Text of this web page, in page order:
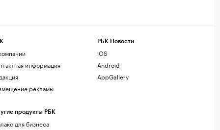
информация
рекламы
продукты РБК
для бизнеса
РБК Новости
iOS
Android
AppGallery